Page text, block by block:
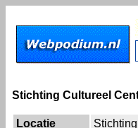
Stichting Cultureel
Locatie